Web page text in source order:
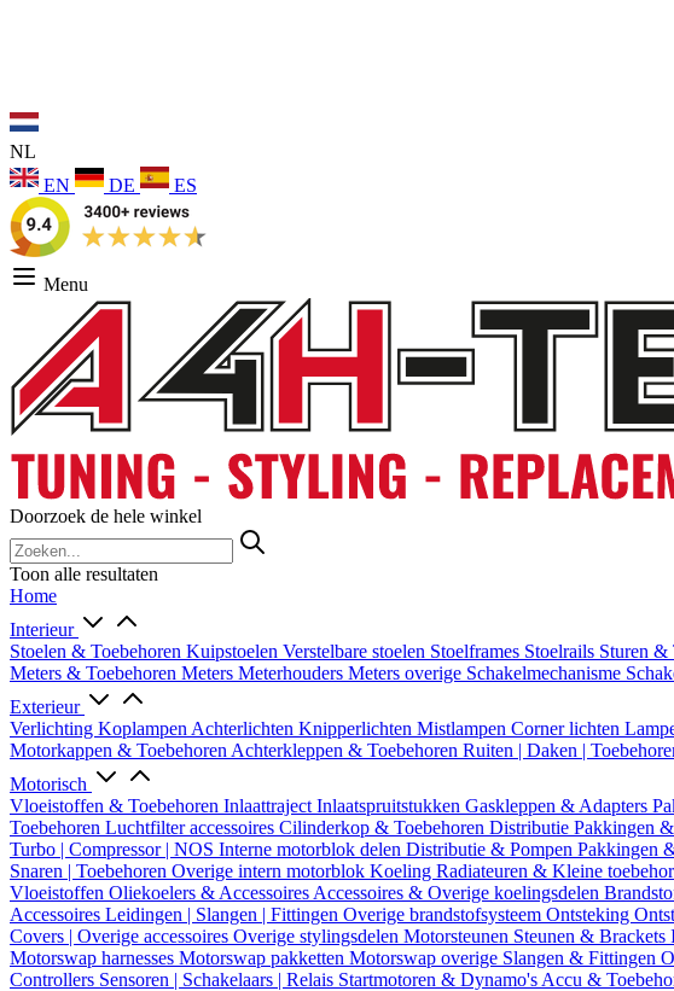
NL
EN
DE ES
Menu
Doorzoek de hele winkel
Toon alle resultaten
Home
Interieur
Stoelen & Toebehoren Kuipstoelen Verstelbare stoelen Stoelframes Stoelrails Sturen &
Meters & Toebehoren Meters Meterhouders Meters overige Schakelmechanisme
Exterieur
Verlichting Koplampen Achterlichten Knipperlichten Mistlampen Corner lichten
Motorkappen & Toebehoren Achterkleppen & Toebehoren Ruiten | Daken |
Motorisch
Vloeistoffen & Toebehoren Inlaattraject Inlaatspruitstukken Gaskleppen & Adapters
Toebehoren Luchtfilter accessoires Cilinderkop & Toebehoren Distributie Pakkingen
Turbo | Compressor | NOS Interne motorblok delen Distributie & Pompen Pakkingen
Snaren | Toebehoren Overige intern motorblok Koeling Radiateuren & Kleine
Vloeistoffen Oliekoelers & Accessoires Accessoires & Overige koelingsdelen
Accessoires Leidingen | Slangen | Fittingen Overige brandstofsysteem Ontsteking
Covers | Overige accessoires Overige stylingsdelen Motorsteunen Steunen & Brackets
Motorswap harnesses Motorswap pakketten Motorswap overige Slangen & Fittingen
Controllers Sensoren | Schakelaars | Relais Startmotoren & Dynamo's Accu &